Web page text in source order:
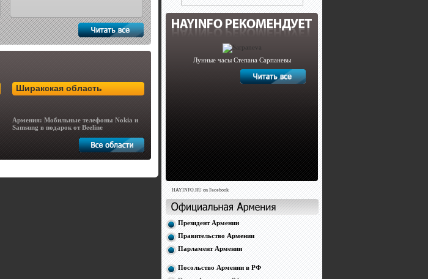
Ширакская область
Армения: Мобильные телефоны Nokia и
Samsung в подарок от Beeline
Лунные часы Степана Сарпаневы
HAYINFO.RU on Facebook
Президент Армении
Правительство Армении
Парламент Армении
Посольство Армении в РФ